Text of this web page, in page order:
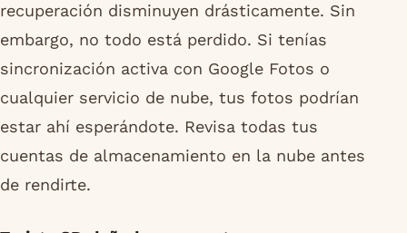
recuperación disminuyen drásticamente. Sin
embargo, no todo está perdido. Si tenías
sincronización activa con Google Fotos o
cualquier servicio de nube, tus fotos podrían
estar ahí esperándote. Revisa todas tus
cuentas de almacenamiento en la nube antes
de rendirte.